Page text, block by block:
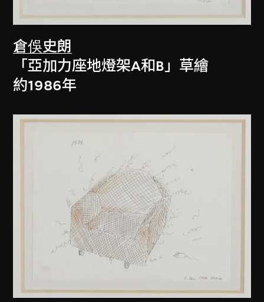
倉俁史朗
「亞加力座地燈架A和B」草繪
約1986年